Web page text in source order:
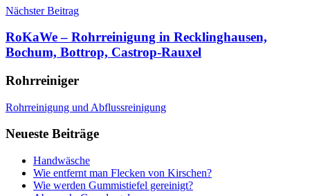
Nächster Beitrag
RoKaWe – Rohrreinigung in Recklinghausen,
Bochum, Bottrop, Castrop-Rauxel
Rohrreiniger
Rohrreinigung und Abflussreinigung
Neueste Beiträge
Handwäsche
Wie entfernt man Flecken von Kirschen?
Wie werden Gummistiefel gereinigt?